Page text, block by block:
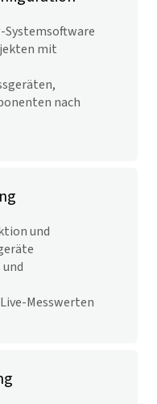
Systemsoftware
mit
nach
und
Messwerten